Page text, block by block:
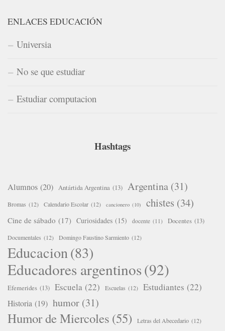
ENLACES EDUCACIÓN
Universia
No se que estudiar
Estudiar computacion
Hashtags
Alumnos (20) Antártida Argentina (13) Argentina (31)
Bromas (12) Calendario Escolar (12) cancionero (10) chistes (34)
Cine de sábado (17) Curiosidades (15) docente (11) Docentes (13)
Documentales (12) Domingo Faustino Sarmiento (12)
Educacion(83)
Educadores argentinos(92)
Efemerides (13) Escuela (22) Escuelas (12) Estudiantes (22)
Historia (19) humor (31)
Humor de Miercoles (55) Letras del Abecedario (12)